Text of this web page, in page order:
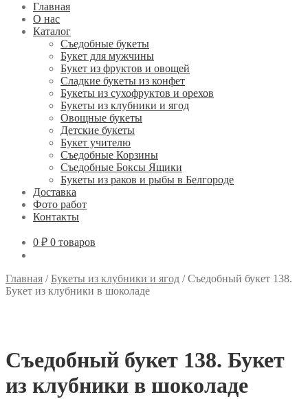
Главная
О нас
Каталог
Съедобные букеты
Букет для мужчины
Букет из фруктов и овощей
Сладкие букеты из конфет
Букеты из сухофруктов и орехов
Букеты из клубники и ягод
Овощные букеты
Детские букеты
Букет учителю
Съедобные Корзины
Съедобные Боксы Ящики
Букеты из раков и рыбы в Белгороде
Доставка
Фото работ
Контакты
0 ₽ 0 товаров
Главная /Букеты из клубники и ягод /Съедобный букет 138.
Букет из клубники в шоколаде
Съедобный букет 138. Букет
из клубники в шоколаде